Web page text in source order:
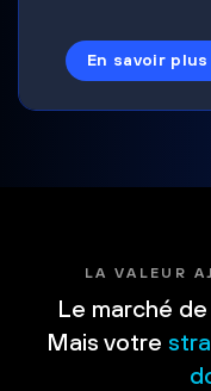
En savoir plus
LA VALEUR
Le marché
Mais votre